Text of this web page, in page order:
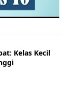
Kelas Kecil